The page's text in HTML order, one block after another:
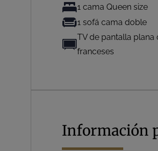
1 cama Queen size
1 sofá cama doble
TV de pantalla plana
franceses
Información